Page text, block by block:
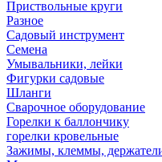
Приствольные круги
Разное
Садовый инструмент
Семена
Умывальники, лейки
Фигурки садовые
Шланги
Сварочное оборудование
Горелки к баллончику
горелки кровельные
Зажимы, клеммы,